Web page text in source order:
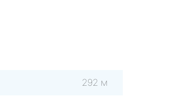
292 м